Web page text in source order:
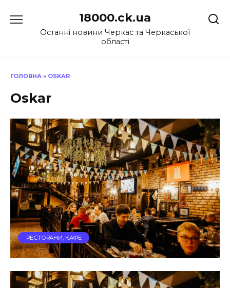
до
18000.ck.ua
Останні новини Черкас та Черкаської
області
ГОЛОВНА » OSKAR
Oskar
РЕСТОРАНИ, КАФЕ